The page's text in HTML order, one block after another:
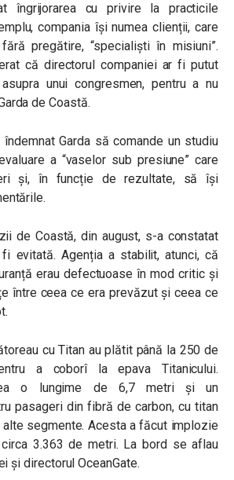
îngrijorarea cu privire la practicile
compania își numea clienții, care
pregătire, “specialiști în misiuni”.
că directorul companiei ar fi putut
unui congresmen, pentru a nu
de Coastă.
Garda să comande un studiu
a “vaselor sub presiune” care
și, în funcție de rezultate, să își
de Coastă, din august, s-a constatat
evitată. Agenția a stabilit, atunci, că
erau defectuoase în mod critic și
între ceea ce era prevăzut și ceea ce
cu Titan au plătit până la 250 de
a coborî la epava Titanicului.
o lungime de 6,7 metri și un
pasageri din fibră de carbon, cu titan
segmente. Acesta a făcut implozie
3.363 de metri. La bord se aflau
și directorul OceanGate.